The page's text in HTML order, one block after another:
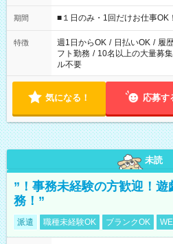
etc ★最短で3時間で5,120円のお仕事から 15時間で2万円近く稼
げるお仕事も！ ご希望のお時間に合わせてご紹介！ ※シフトは
ください！
期間 ■１日のみ・1回だけお仕事OK！
特徴 週1日からOK / 日払いOK / 履
フト勤務 / 10名以上の大量募集
ル不要
気になる！ 応募す
未読
”！事務未経験の方歓迎！
務！”
派遣 職種未経験OK ブランクOK